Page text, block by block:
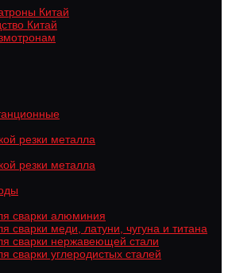
Китай
Китай
резки металла
резки металла
сварки алюминия
сварки меди, латуни, чугуна и титана
сварки нержавеющей стали
сварки углеродистых сталей